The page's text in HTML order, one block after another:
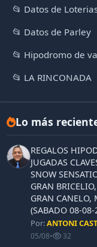
📂 Datos de
📂 Datos de Parley
📂 Hipodromo de
📂 LA RINCONADA
Lo más
REGALOS
JUGADAS
SNOW
GRAN
GRAN CANELO,
(SABADO 08-
Por:ANTONI
05/08• 32